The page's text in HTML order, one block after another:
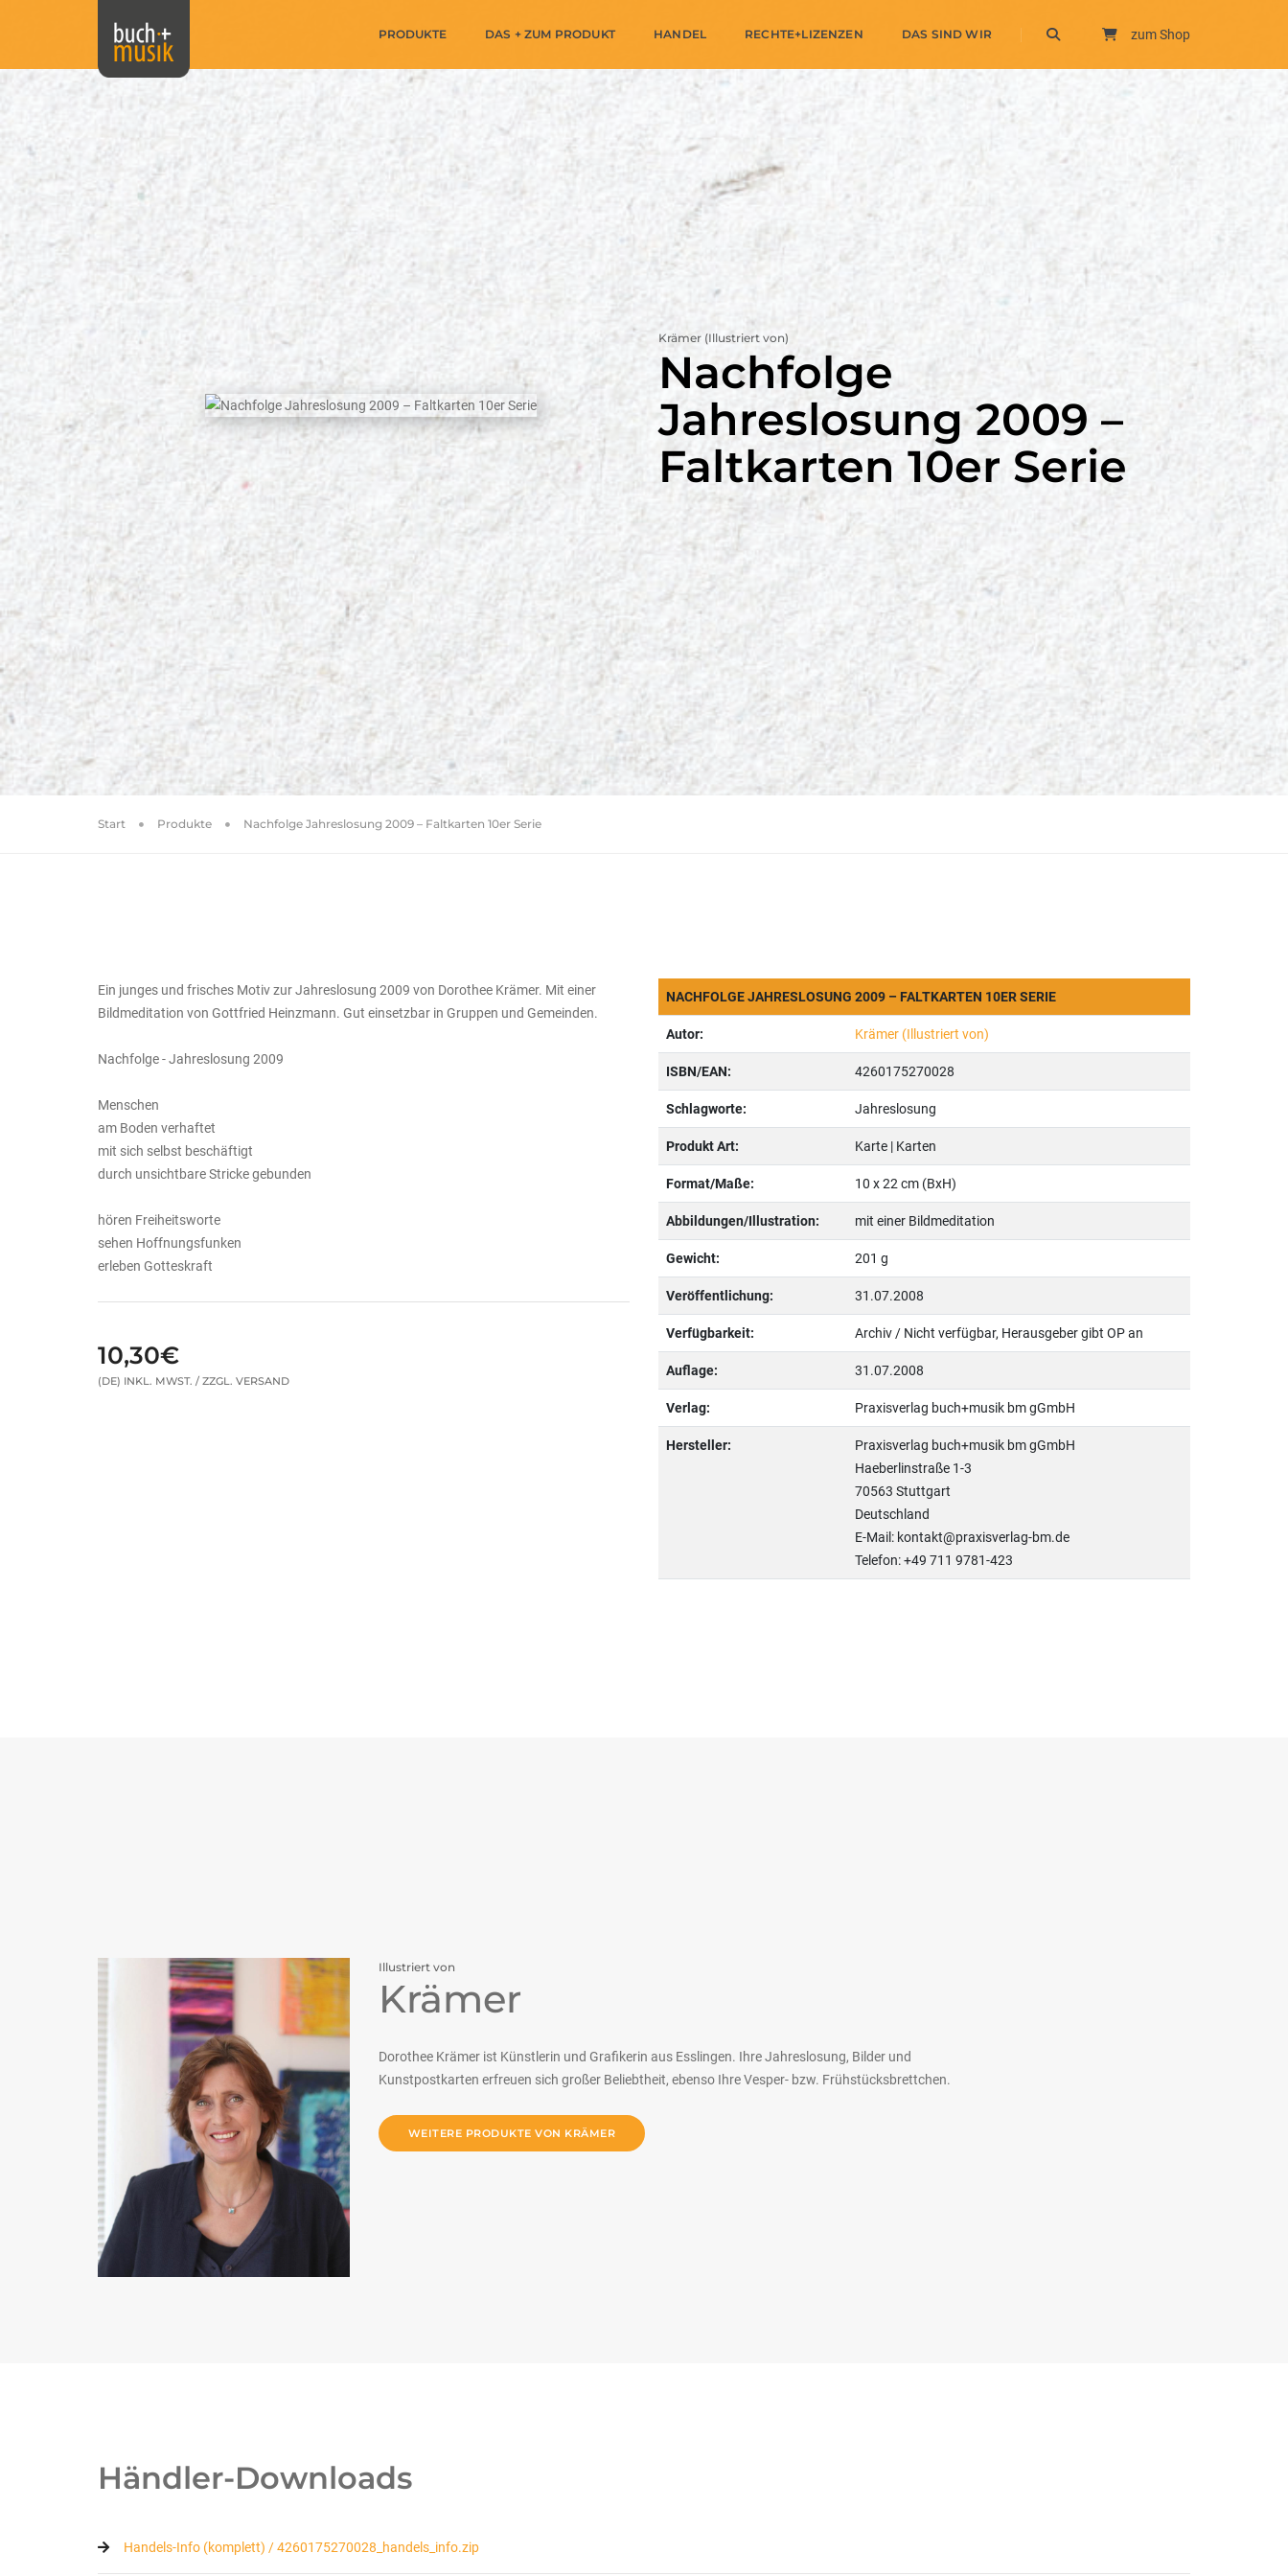
PRODUKTE DAS + ZUM PRODUKT HANDEL RECHTE+LIZENZEN DAS SIND WIR zum Shop
Krämer (Illustriert von)
Nachfolge
Jahreslosung 2009 –
Faltkarten 10er Serie
Start Produkte Nachfolge Jahreslosung 2009 – Faltkarten 10er Serie
Ein junges und frisches Motiv zur Jahreslosung 2009 von Dorothee Krämer. Mit einer
Bildmeditation von Gottfried Heinzmann. Gut einsetzbar in Gruppen und Gemeinden.
Nachfolge - Jahreslosung 2009
Menschen
am Boden verhaftet
mit sich selbst beschäftigt
durch unsichtbare Stricke gebunden
hören Freiheitsworte
sehen Hoffnungsfunken
erleben Gotteskraft
10,30€
(DE) INKL. MWST. / ZZGL. VERSAND
NACHFOLGE JAHRESLOSUNG 2009 – FALTKARTEN 10ER SERIE
Autor: Krämer (Illustriert von)
ISBN/EAN: 4260175270028
Schlagworte: Jahreslosung
Produkt Art: Karte | Karten
Format/Maße: 10 x 22 cm (BxH)
Abbildungen/Illustration: mit einer Bildmeditation
Gewicht: 201 g
Veröffentlichung: 31.07.2008
Verfügbarkeit: Archiv / Nicht verfügbar, Herausgeber gibt OP an
Auflage: 31.07.2008
Verlag: Praxisverlag buch+musik bm gGmbH
Hersteller:
Praxisverlag buch+musik bm gGmbH
Haeberlinstraße 1-3
70563 Stuttgart
Deutschland
E-Mail: kontakt@praxisverlag-bm.de
Telefon: +49 711 9781-423
Illustriert von
Krämer
Dorothee Krämer ist Künstlerin und Grafikerin aus Esslingen. Ihre Jahreslosung, Bilder und
Kunstpostkarten erfreuen sich großer Beliebtheit, ebenso Ihre Vesper- bzw. Frühstücksbrettchen.
WEITERE PRODUKTE VON KRÄMER
Händler-Downloads
Handels-Info (komplett) / 4260175270028_handels_info.zip